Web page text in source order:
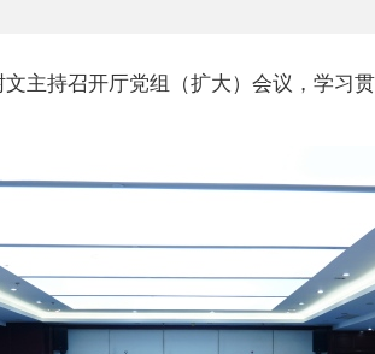
主持召开厅党组（扩大）会议，学习